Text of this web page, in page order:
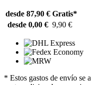
desde 87,90 € Gratis*
desde 0,00 € 9,90 €
* Estos gastos de envío se